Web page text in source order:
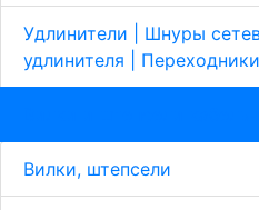
Удлинители | Шнуры
удлинителя | Переходники
Вилки, штепсели